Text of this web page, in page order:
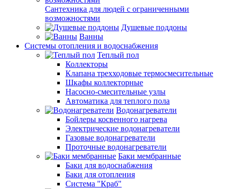
Сантехника для людей с ограниченными
возможностями
Душевые поддоны
Ванны
Системы отопления и водоснабжения
Теплый пол
Коллекторы
Клапана трехходовые термосмесительные
Шкафы коллекторные
Насосно-смесительные узлы
Автоматика для теплого пола
Водонагреватели
Бойлеры косвенного нагрева
Электрические водонагреватели
Газовые водонагреватели
Проточные водонагреватели
Баки мембранные
Баки для водоснабжения
Баки для отопления
Система "Краб"